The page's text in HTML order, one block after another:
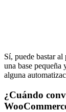
Sí, puede bastar
una base pequeña
alguna
¿Cuándo